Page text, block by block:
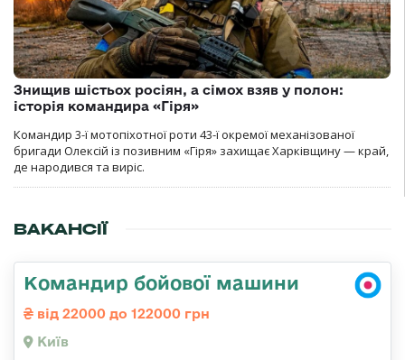
Знищив шістьох росіян, а сімох взяв у полон:
історія командира «Гіря»
Командир 3-ї мотопіхотної роти 43-ї окремої механізованої
бригади Олексій із позивним «Гіря» захищає Харківщину — край,
де народився та виріс.
ВАКАНСІЇ
Командир бойової машини
від 22000 до 122000 грн
Київ